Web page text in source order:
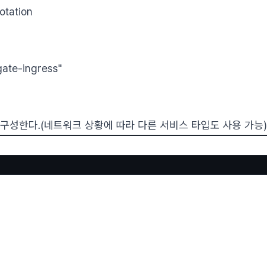
ingress"
성한다.(네트워크 상황에 따라 다른 서비스 타입도 사용 가능)